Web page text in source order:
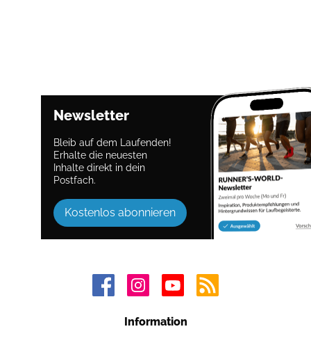
Newsletter
Bleib auf dem Laufenden!
Erhalte die neuesten
Inhalte direkt in dein
Postfach.
Kostenlos abonnieren
Information